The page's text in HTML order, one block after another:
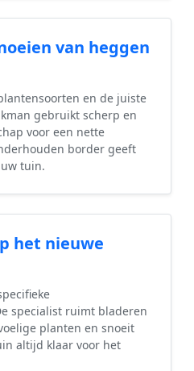
van heggen
en de juiste
gebruikt scherp en
voor een nette
border geeft
tuin.
het nieuwe
specialist ruimt bladeren
planten en snoeit
altijd klaar voor het